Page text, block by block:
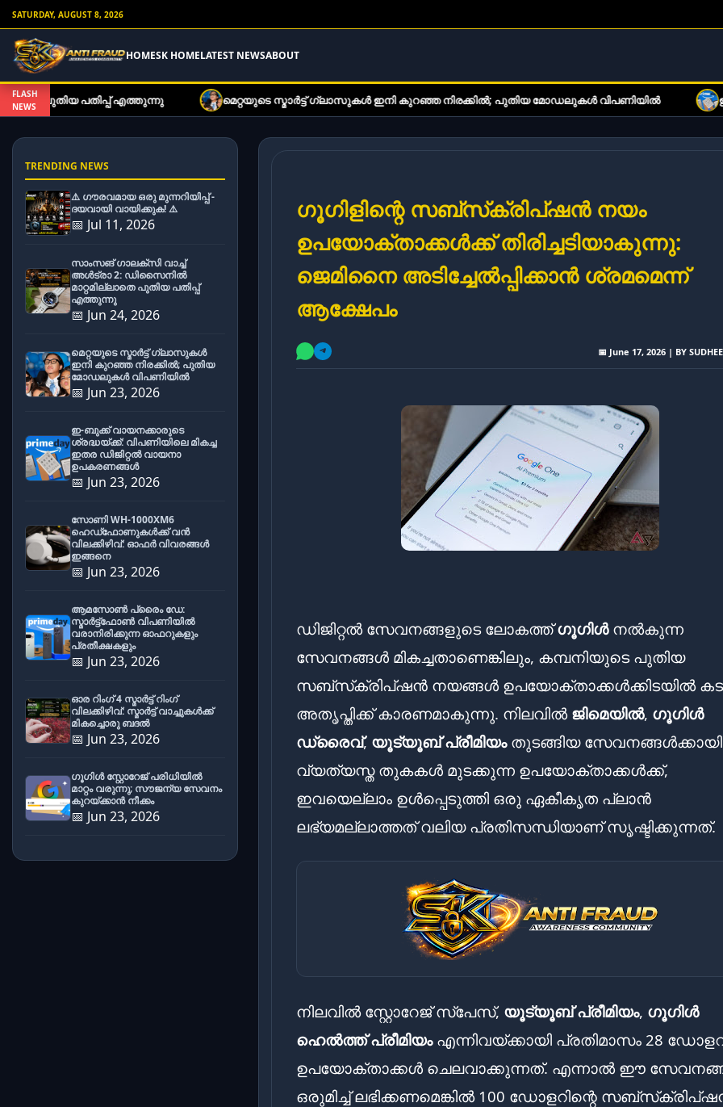
SATURDAY, AUGUST 8, 2026
HOMESK HOMELATEST NEWSABOUT
FLASH
NEWSഎത്തുന്നു മെറ്റയുടെ സ്മാർട്ട് ഗ്ലാസുകൾ ഇനി കുറഞ്ഞ നിരക്കിൽ; പുതിയ മോഡലുകൾ വിപണിയിൽ ഇ-ബുക്ക്
TRENDING NEWS
⚠️ ഗൗരവമായ ഒരു മുന്നറിയിപ്പ് -
ദയവായി വായിക്കുക! ⚠️
📅 Jul 11, 2026
സാംസങ് ഗാലക്സി വാച്ച്
അൾട്രാ 2: ഡിസൈനിൽ
മാറ്റമില്ലാതെ പുതിയ പതിപ്പ്
എത്തുന്നു
📅 Jun 24, 2026
മെറ്റയുടെ സ്മാർട്ട് ഗ്ലാസുകൾ
ഇനി കുറഞ്ഞ നിരക്കിൽ; പുതിയ
മോഡലുകൾ വിപണിയിൽ
📅 Jun 23, 2026
ഇ-ബുക്ക് വായനക്കാരുടെ
ശ്രദ്ധയ്ക്ക്: വിപണിയിലെ മികച്ച
ഇതര ഡിജിറ്റൽ വായനാ
ഉപകരണങ്ങൾ
📅 Jun 23, 2026
സോണി WH-1000XM6
ഹെഡ്‌ഫോണുകൾക്ക് വൻ
വിലക്കിഴിവ്: ഓഫർ വിവരങ്ങൾ
ഇങ്ങനെ
📅 Jun 23, 2026
ആമസോൺ പ്രൈം ഡേ:
സ്മാർട്ട്ഫോൺ വിപണിയിൽ
വരാനിരിക്കുന്ന ഓഫറുകളും
പ്രതീക്ഷകളും
📅 Jun 23, 2026
ഓര റിംഗ് 4 സ്മാർട്ട് റിംഗ്
വിലക്കിഴിവ്: സ്മാർട്ട് വാച്ചുകൾക്ക്
മികച്ചൊരു ബദൽ
📅 Jun 23, 2026
ഗൂഗിൾ സ്റ്റോറേജ് പരിധിയിൽ
മാറ്റം വരുന്നു; സൗജന്യ സേവനം
കുറയ്ക്കാൻ നീക്കം
📅 Jun 23, 2026
ഗൂഗിളിന്റെ സബ്‌സ്‌ക്രിപ്ഷൻ നയം
ഉപയോക്താക്കൾക്ക് തിരിച്ചടിയാകുന്നു:
ജെമിനൈ അടിച്ചേൽപ്പിക്കാൻ ശ്രമമെന്ന്
ആക്ഷേപം
📅 June 17, 2026 | BY
ഡിജിറ്റൽ സേവനങ്ങളുടെ ലോകത്ത്ഗൂഗിൾനൽകുന്ന
സേവനങ്ങൾ മികച്ചതാണെങ്കിലും, കമ്പനിയുടെ പുതിയ
സബ്‌സ്‌ക്രിപ്ഷൻ നയങ്ങൾ ഉപയോക്താക്കൾക്കിടയിൽ
അതൃപ്തിക്ക് കാരണമാകുന്നു. നിലവിൽ ജിമെയിൽ, ഗൂഗിൾ
ഡ്രൈവ്, യൂട്യൂബ് പ്രീമിയംതുടങ്ങിയ സേവനങ്ങൾക്കായി
വ്യത്യസ്ത തുകകൾ മുടക്കുന്ന ഉപയോക്താക്കൾക്ക്,
ഇവയെല്ലാം ഉൾപ്പെടുത്തി ഒരു ഏകീകൃത പ്ലാൻ
ലഭ്യമല്ലാത്തത് വലിയ പ്രതിസന്ധിയാണ് സൃഷ്ടിക്കുന്നത്.
നിലവിൽ സ്റ്റോറേജ് സ്പേസ്, യൂട്യൂബ് പ്രീമിയം, ഗൂഗിൾ
ഹെൽത്ത് പ്രീമിയംഎന്നിവയ്ക്കായി പ്രതിമാസം 28
ഉപയോക്താക്കൾ ചെലവാക്കുന്നത്. എന്നാൽ ഈ
ഒരുമിച്ച് ലഭിക്കണമെങ്കിൽ 100 ഡോളറിന്റെ